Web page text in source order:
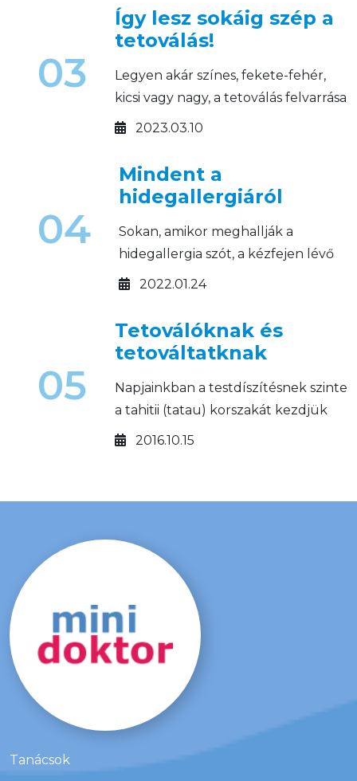
időszakban?
03
Így lesz sokáig szép a
tetoválás!
Legyen akár színes, fekete-fehér,
kicsi vagy nagy, a tetoválás felvarrása
után fontos a megfelelő utókezelés!
2023.03.10
04
Mindent a
hidegallergiáról
Sokan, amikor meghallják a
hidegallergia szót, a kézfejen lévő
száraz, kirepedezett bőr jut
egy jóval veszélyesebb és
kellemetlenebb tünetegyüttes,
seperni.
2022.01.24
05
Tetoválóknak és
tetováltatknak
Napjainkban a testdíszítésnek szinte
a tahitii (tatau) korszakát kezdjük
megélni, a tetoválás nagy divatja
festékek további sorsát. Az irharéteg
cinóber, a higany-klorid: piros, a
kadmium-szulfid: sárga, a kék tus:
fekete) biztosan idegen anyagként
viselkednek az adott helyen.
2016.10.15
Tanácsok